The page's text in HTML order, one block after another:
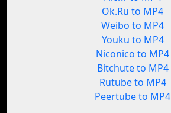
Ok.Ru to MP4
Weibo to MP4
Youku to MP4
Niconico to MP4
Bitchute to MP4
Rutube to MP4
Peertube to MP4